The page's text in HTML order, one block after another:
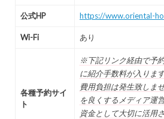
公式HP https://www.oriental-
Wi-Fi あり
各種予約サイ
ト
※下記リンク経由で予
に紹介手数料が入りま
費用負担は発生致しま
を良くするメディア運
資金として大切に活用